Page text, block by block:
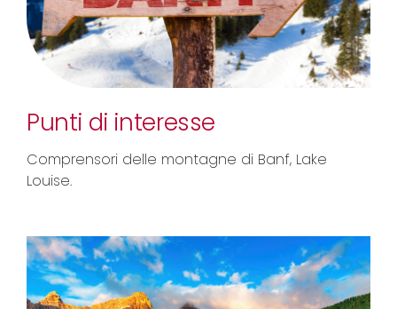
Punti di interesse
Comprensori delle montagne di Banf, Lake
Louise.